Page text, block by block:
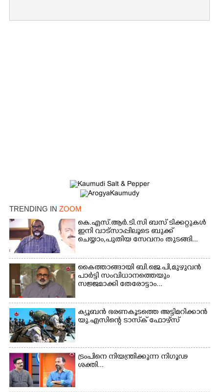
TRENDING IN ZOOM
കെ.എസ്.ആർ.ടി.സി ബസ് ടിക്കറ്റുകൾ
ഇനി വാട്സാപ്പിലൂടെ ബുക്ക്
ചെയ്യാം,പുതിയ സേവനം തുടങ്ങി...
കൈത്താങ്ങായി ബി.ജെ.പി,മുഴുവൻ
പാർട്ടി സംവിധാനത്തെയും
സജ്ജമാക്കി തേരോട്ടാം...
ക്യൂബൻ ഭരണകൂടത്തെ അട്ടിമറിക്കാൻ
യു.എസിന്റെ ടാസ്‌ക് ഫോഴ്സ്
ട്രംപിനെ നിയന്ത്രിക്കുന്ന നിഗൂഢ
ശക്തി...
Share this link